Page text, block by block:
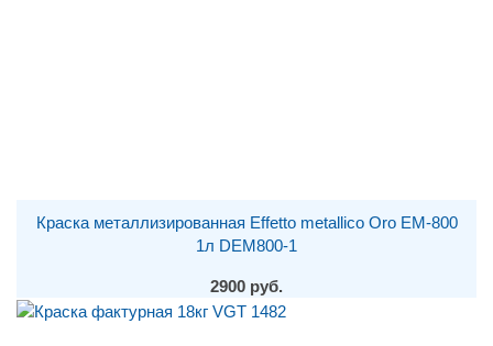
Краска металлизированная Effetto metallico Oro EM-800
1л DEM800-1
2900 руб.